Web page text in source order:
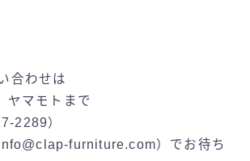
合わせは
マモトまで
2289）
furniture.com）でお待ち